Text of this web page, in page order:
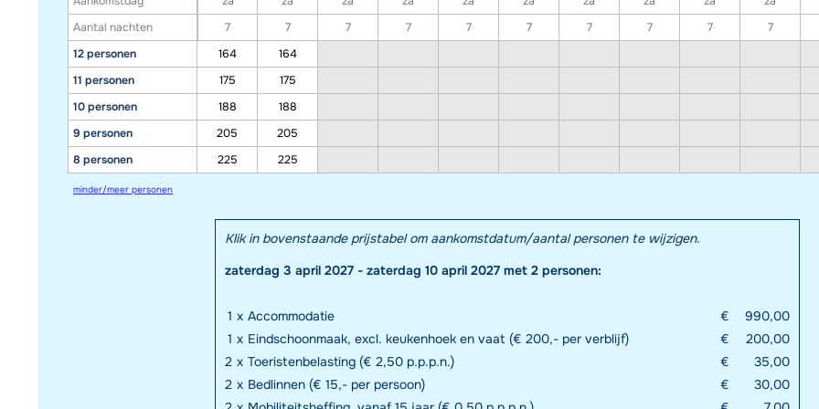
Aantal nachten
12 personen
11 personen
10 personen
9 personen
8 personen
7
7 7 7 7 7 7 7 7 7
164
164
175
175
188
188
205
205
225
225
minder/meer personen
Klik in bovenstaande prijstabel om aankomstdatum/aantal personen te wijzigen.
zaterdag 3 april 2027 - zaterdag 10 april 2027 met 2 personen:
1 x Accommodatie €
990,00
1 x Eindschoonmaak, excl. keukenhoek en vaat (€ 200,- per verblijf) €
200,00
2 x Toeristenbelasting (€ 2,50 p.p.p.n.) €
35,00
2 x Bedlinnen (€ 15,- per persoon) €
30,00